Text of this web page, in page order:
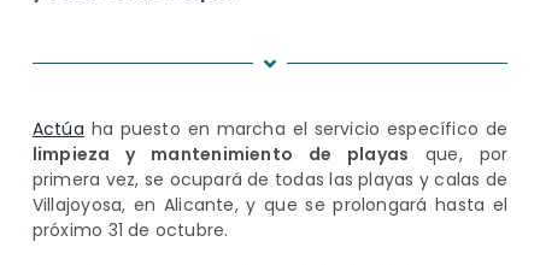
Actúa ha puesto en marcha el servicio específico de
limpieza y mantenimiento de playas que, por
primera vez, se ocupará de todas las playas y calas de
Villajoyosa, en Alicante, y que se prolongará hasta el
próximo 31 de octubre.